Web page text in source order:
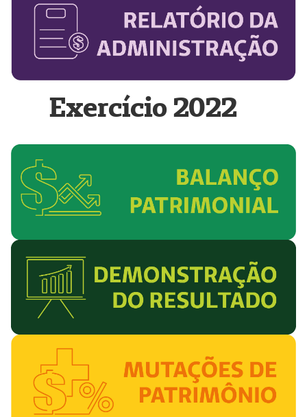
Exercício 2022